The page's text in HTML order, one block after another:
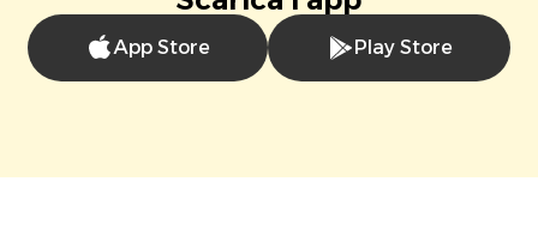
App Store Play Store